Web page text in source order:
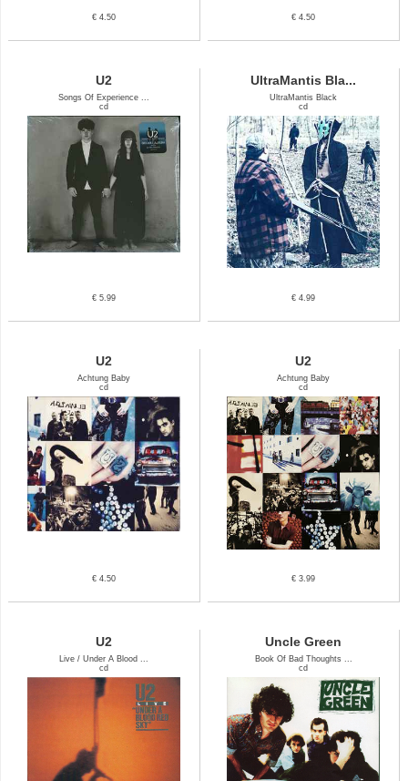
€ 4.50 € 4.50
U2
Songs Of Experience ...
cd
€ 5.99
UltraMantis Bla...
UltraMantis Black
cd
€ 4.99
U2
Achtung Baby
cd
€ 4.50
U2
Achtung Baby
cd
€ 3.99
U2
Live / Under A Blood ...
cd
Uncle Green
Book Of Bad Thoughts ...
cd